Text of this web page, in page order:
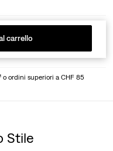
carrello
o ordini superiori a CHF 85
Stile